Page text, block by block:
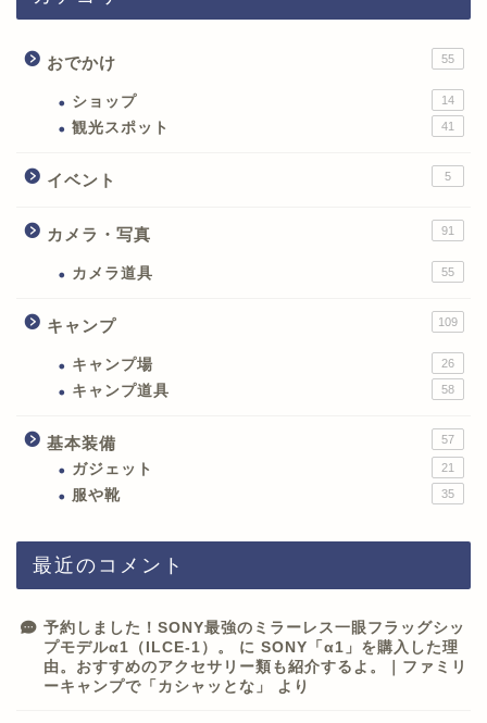
おでかけ 55
ショップ 14
観光スポット 41
イベント 5
カメラ・写真 91
カメラ道具 55
キャンプ 109
キャンプ場 26
キャンプ道具 58
基本装備 57
ガジェット 21
服や靴 35
最近のコメント
予約しました！SONY最強のミラーレス一眼フラッグシッ
プモデルα1（ILCE-1）。
に SONY「α1」を購入した理
由。おすすめのアクセサリー類も紹介するよ。｜ファミリ
ーキャンプで「カシャッとな」
より